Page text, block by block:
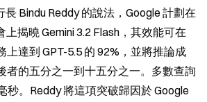
長 Bindu Reddy 的說法，Google 計劃在
上揭曉 Gemini 3.2 Flash，其效能可在
上達到 GPT-5.5 的 92%，並將推論成
者的五分之一到十五分之一。多數查詢
秒。Reddy 將這項突破歸因於 Google